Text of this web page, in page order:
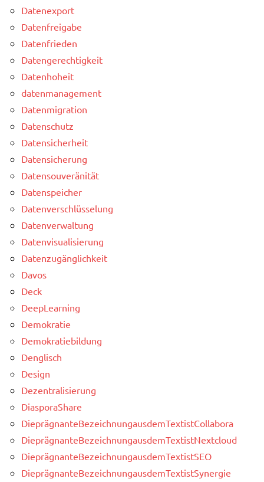
Datenexport
Datenfreigabe
Datenfrieden
Datengerechtigkeit
Datenhoheit
datenmanagement
Datenmigration
Datenschutz
Datensicherheit
Datensicherung
Datensouveränität
Datenspeicher
Datenverschlüsselung
Datenverwaltung
Datenvisualisierung
Datenzugänglichkeit
Davos
Deck
DeepLearning
Demokratie
Demokratiebildung
Denglisch
Design
Dezentralisierung
DiasporaShare
DieprägnanteBezeichnungausdemTextistCollabora
DieprägnanteBezeichnungausdemTextistNextcloud
DieprägnanteBezeichnungausdemTextistSEO
DieprägnanteBezeichnungausdemTextistSynergie